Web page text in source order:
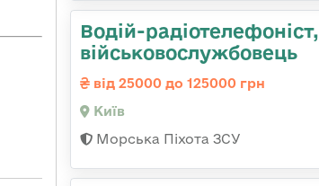
Водій-радіотелефоніст,
військовослужбовець
від 25000 до 125000 грн
Київ
Морська Піхота ЗСУ